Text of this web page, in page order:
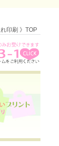
印刷 》TOP